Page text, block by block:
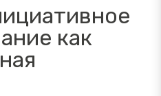
как